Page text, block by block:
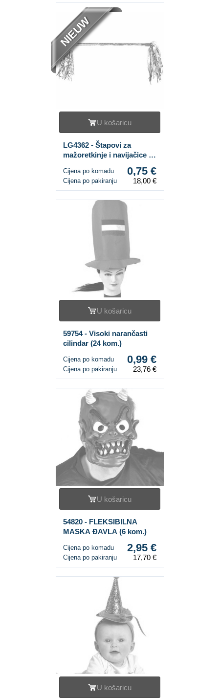
NIEUW
U košaricu
LG4362 - Štapovi za
mažoretkinje i navijačice s
Cijena po komadu 0,75 €
Cijena po pakiranju 18,00 €
U košaricu
59754 - Visoki narančasti
cilindar (24 kom.)
Cijena po komadu 0,99 €
Cijena po pakiranju 23,76 €
U košaricu
54820 - FLEKSIBILNA
MASKA ĐAVLA (6 kom.)
Cijena po komadu 2,95 €
Cijena po pakiranju 17,70 €
U košaricu